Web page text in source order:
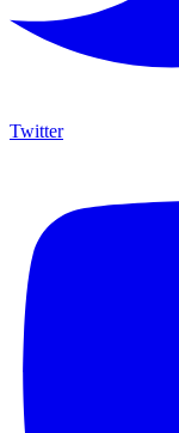
Twitter